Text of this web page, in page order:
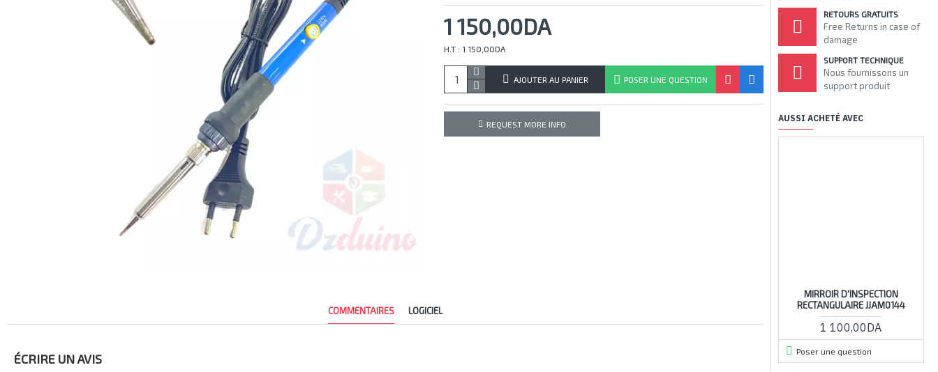
1 150,00DA
H.T : 1 150,00DA
AJOUTER AU PANIER POSER UNE QUESTION
REQUEST MORE INFO
COMMENTAIRES LOGICIEL
ÉCRIRE UN AVIS
RETOURS GRATUITS
Free Returns in case of
damage
SUPPORT TECHNIQUE
Nous fournissons un
support produit
AUSSI ACHETÉ AVEC
MIRROIR D'INSPECTION
RECTANGULAIRE JJAM0144
1 100,00DA
Poser une question